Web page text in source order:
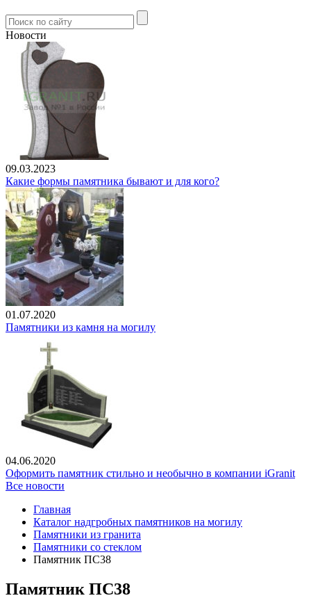
Новости
09.03.2023
Какие формы памятника бывают и для кого?
01.07.2020
Памятники из камня на могилу
04.06.2020
Оформить памятник стильно и необычно в компании iGranit
Все новости
Главная
Каталог надгробных памятников на могилу
Памятники из гранита
Памятники со стеклом
Памятник ПС38
Памятник ПС38